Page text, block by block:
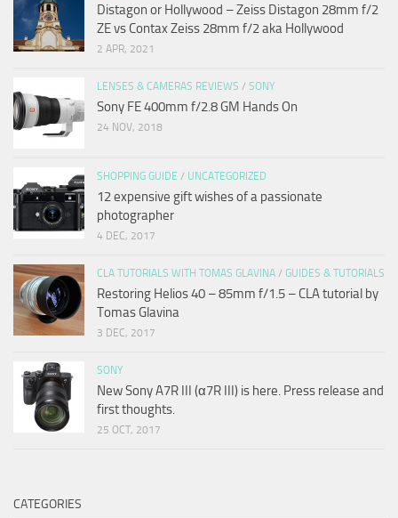
Distagon or Hollywood – Zeiss Distagon 28mm f/2
ZE vs Contax Zeiss 28mm f/2 aka Hollywood
2 APR, 2021
LENSES & CAMERAS REVIEWS / SONY
Sony FE 400mm f/2.8 GM Hands On
24 NOV, 2018
SHOPPING GUIDE / UNCATEGORIZED
12 expensive gift wishes of a passionate
photographer
4 DEC, 2017
CLA TUTORIALS WITH TOMAS GLAVINA / GUIDES & TUTORIALS
Restoring Helios 40 – 85mm f/1.5 – CLA tutorial by
Tomas Glavina
3 DEC, 2017
SONY
New Sony A7R III (α7R III) is here. Press release and
first thoughts.
25 OCT, 2017
CATEGORIES